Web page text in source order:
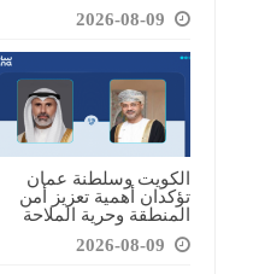
2026-08-09
الكويت وسلطنة عمان
تؤكدان أهمية تعزيز أمن
المنطقة وحرية الملاحة
2026-08-09